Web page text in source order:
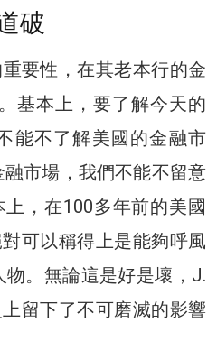
破
要性，在其老本行的金
基本上，要了解今天的
能不了解美國的金融市
市場，我們不能不留意
，在100多年前的美國
可以稱得上是能夠呼風
。無論這是好是壞，J.
留下了不可磨滅的影響